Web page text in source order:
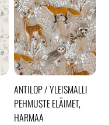
ANTILOP / YLEISMALLI
PEHMUSTE ELÄIMET,
HARMAA